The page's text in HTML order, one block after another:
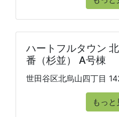
ハートフルタウン
番（杉並） A号棟
世田谷区北烏山四丁目
もっと